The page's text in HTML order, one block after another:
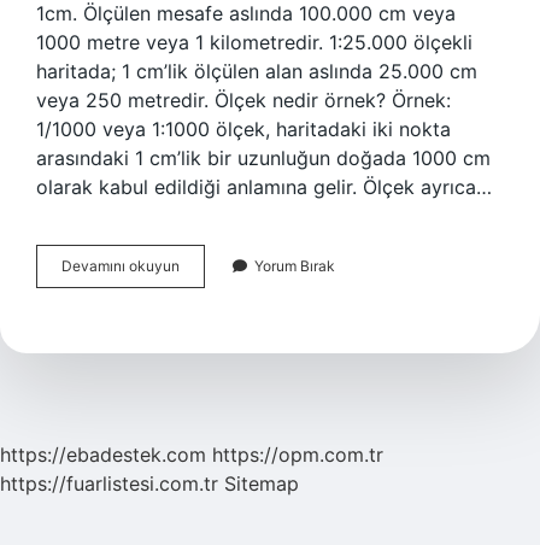
1cm. Ölçülen mesafe aslında 100.000 cm veya
1000 metre veya 1 kilometredir. 1:25.000 ölçekli
haritada; 1 cm’lik ölçülen alan aslında 25.000 cm
veya 250 metredir. Ölçek nedir örnek? Örnek:
1/1000 veya 1:1000 ölçek, haritadaki iki nokta
arasındaki 1 cm’lik bir uzunluğun doğada 1000 cm
olarak kabul edildiği anlamına gelir. Ölçek ayrıca…
Devamını okuyun
Nedir
Yorum Bırak
https://ebadestek.com https://opm.com.tr
https://fuarlistesi.com.tr Sitemap